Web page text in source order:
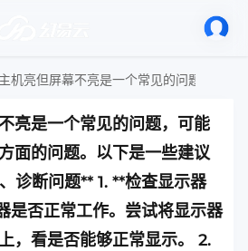
亮是一个常见的问题，可能
面的问题。以下是一些建议
诊断问题** 1. **检查显示器
是否正常工作。尝试将显示器
，看是否能够正常显示。 2.